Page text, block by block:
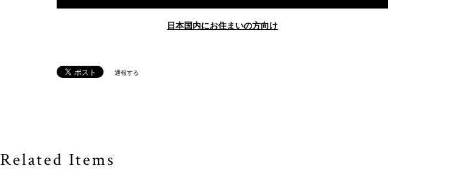
日本国内にお住まいの方向け
通報する
Related Items